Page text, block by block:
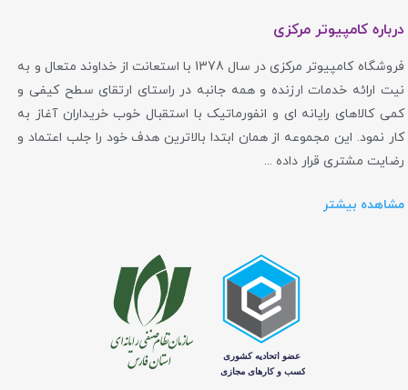
درباره کامپیوتر مرکزی
فروشگاه کامپیوتر مرکزی در سال 1378 با استعانت از خداوند متعال و به
نیت ارائه خدمات ارزنده و همه جانبه در راستای ارتقای سطح کیفی و
کمی کالاهای رایانه ای و انفورماتیک با استقبال خوب خریداران آغاز به
کار نمود. این مجموعه از همان ابتدا بالاترین هدف خود را جلب اعتماد و
رضایت مشتری قرار داده ...
مشاهده بیشتر